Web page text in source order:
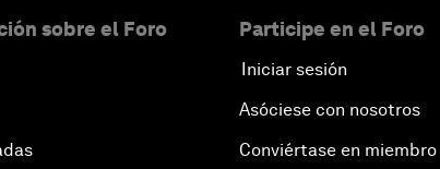
sobre el Foro Participe en el Foro
Iniciar sesión
Asóciese con nosotros
Conviértase en miembro